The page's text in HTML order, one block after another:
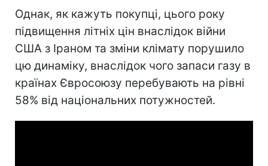
Однак, як кажуть покупці, цього року
підвищення літніх цін внаслідок війни
США з Іраном та зміни клімату порушило
цю динаміку, внаслідок чого запаси газу в
країнах Євросоюзу перебувають на рівні
58% від національних потужностей.